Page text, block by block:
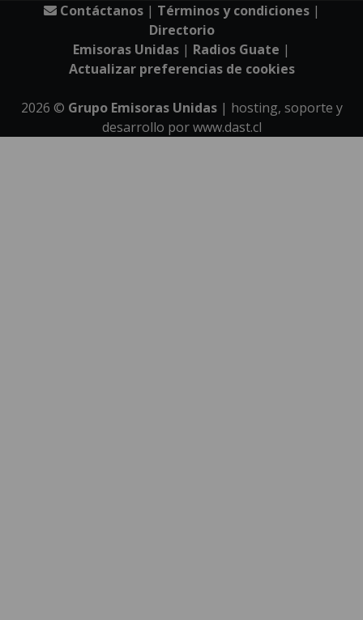
Contáctanos| Términos y condiciones|
Directorio
Emisoras Unidas | Radios Guate |
Actualizar preferencias de cookies
2026 © Grupo Emisoras Unidas| hosting, soporte y
desarrollo porwww.dast.cl